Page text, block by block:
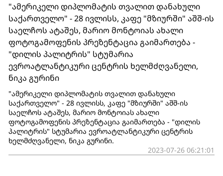
"ამერიკელი დიპლომატის თვალით დანახული
საქართველო" - 28 ივლისს, კაფე "მზიურში" აშშ-ის
საელჩოს ატაშეს, მარიო მონტოიას ახალი
ფოტოგამოფენის პრეზენტაცია გაიმართება -
"დილის პალიტრის" სტუმარია
ევროატლანტიკური ცენტრის ხელმძღვანელი,
ნიკა გურინი
"ამერიკელი დიპლომატის თვალით დანახული
საქართველო" - 28 ივლისს, კაფე "მზიურში" აშშ-ის
საელჩოს ატაშეს, მარიო მონტოიას ახალი
ფოტოგამოფენის პრეზენტაცია გაიმართება - "დილის
პალიტრის" სტუმარია ევროატლანტიკური ცენტრის
ხელმძღვანელი, ნიკა გურინი.
2023-07-26 06:21:01